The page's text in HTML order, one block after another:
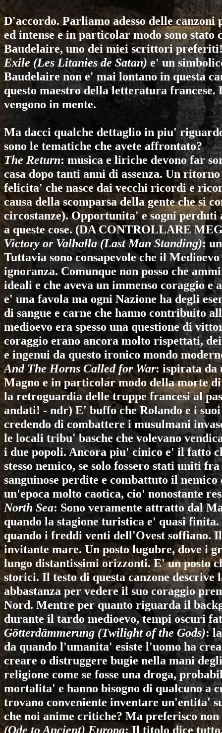
D'accordo. Parliamo adesso delle canzoni
ed intense e in particolar modo sono stato
Baudelaire, uno dei miei scrittori
Exile (Les Litanies de Satan) e' un
Baudelaire non e' mai lontano in questa
questo maestro della letteratura
vengono in mente.
Ma dacci qualche dettaglio in piu'
sono le tematiche che avete affrontato?
The Return: musica e liriche devono far
casa dopo tanti anni di assenza. Un
felicita' che nasce dai vecchi ricordi e
causa della scomparsa della gente che si
circostanze). Opportunita' e sogni perduti
a queste cose. (DA CONTROLLARE
Victory or Valhalla (Last Man Standing):
Tuttavia sono consapevole che il
ignoranza. Comunque non posso che
ideali e che aveva un immenso coraggio
e' una favola ma ogni Nazione ha degli
di sangue e carne che hanno contribuito
medioevo era spesso una questione di
coraggio erano ancora molto rispettati,
e ingenui da questo ironico mondo
And The Horns Called for War: ispirata da
Magno e in particolar modo della morte
la retroguardia delle truppe francesi al
andati! - ndr) E' buffo che Rolando e i
credendo di combattere i musulmani
le locali tribu' basche che volevano
i due popoli. Ancora piu' cinico e' il fatto
stesso nemico, se solo fossero stati uniti
sanguinose perdite e combattuto il
un'epoca molto caotica, cio' nonostante
North Sea: Sono veramente attratto dal
quando la stagione turistica e' quasi
quando i freddi venti dell'Ovest soffiano.
invitante mare. Un posto lugubre, dove i
lungo distantissimi orizzonti. E' un posto
storici. Il testo di questa canzone descrive
abbastanza per vedere il suo coraggio
Nord. Mentre per quanto riguarda il
durante il tardo medioevo, tempi oscuri
Götterdämmerung (Twilight of the Gods):
da quando l'umanita' esiste l'uomo ha
creare o distruggere bugie nella mani
religione come se fosse una droga,
mortalita' e hanno bisogno di qualcuno a
trovano conveniente inventare un'entita'
che noi anime critiche? Ma preferisco
(Ode to Ancient) Europa: Il titolo dice